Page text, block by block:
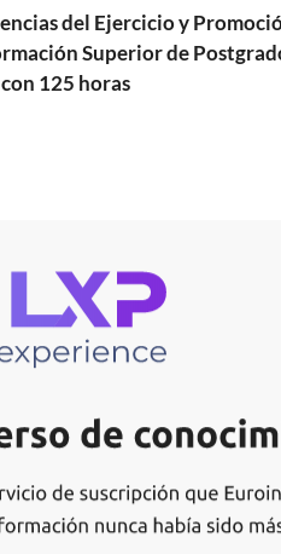
del Ejercicio y
Superior de
125 horas